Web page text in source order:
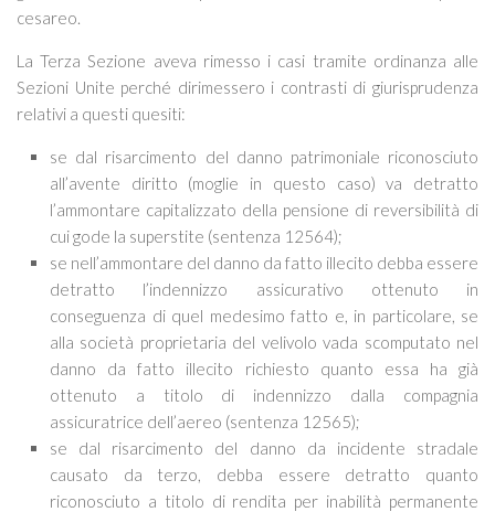
cesareo.
La Terza Sezione aveva rimesso i casi tramite ordinanza alle
Sezioni Unite perché dirimessero i contrasti di giurisprudenza
relativi a questi quesiti:
se dal risarcimento del danno patrimoniale riconosciuto
all’avente diritto (moglie in questo caso) va detratto
l’ammontare capitalizzato della pensione di reversibilità di
cui gode la superstite (sentenza 12564);
se nell’ammontare del danno da fatto illecito debba essere
detratto l’indennizzo assicurativo ottenuto in
conseguenza di quel medesimo fatto e, in particolare, se
alla società proprietaria del velivolo vada scomputato nel
danno da fatto illecito richiesto quanto essa ha già
ottenuto a titolo di indennizzo dalla compagnia
assicuratrice dell’aereo (sentenza 12565);
se dal risarcimento del danno da incidente stradale
causato da terzo, debba essere detratto quanto
riconosciuto a titolo di rendita per inabilità permanente